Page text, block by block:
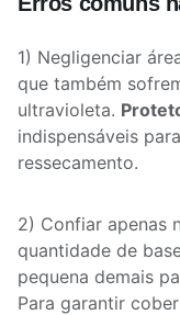
1) Negligenciar
que também
ultravioleta.
indispensáveis
ressecamento.
2) Confiar apenas
quantidade de
pequena demais
Para garantir